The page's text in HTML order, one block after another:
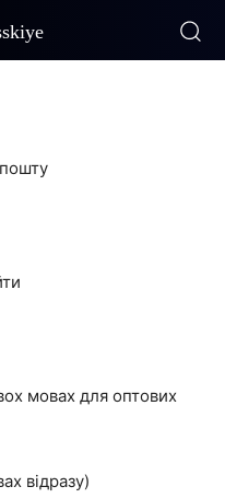
мовах для оптових
відразу)